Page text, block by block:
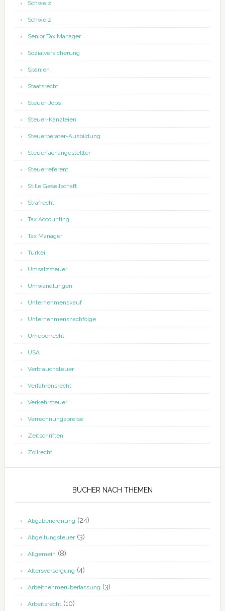
Schweiz
Schweiz
Senior Tax Manager
Sozialversicherung
Spanien
Staatsrecht
Steuer-Jobs
Steuer-Kanzleien
Steuerberater-Ausbildung
Steuerfachangestellter
Steuerreferent
Stille Gesellschaft
Strafrecht
Tax Accounting
Tax Manager
Türkei
Umsatzsteuer
Umwandlungen
Unternehmenskauf
Unternehmensnachfolge
Urheberrecht
USA
Verbrauchsteuer
Verfahrensrecht
Verkehrsteuer
Verrechnungspreise
Zeitschriften
Zollrecht
BÜCHER NACH THEMEN
Abgabenordnung (24)
Abgeltungsteuer(3)
Allgemein (8)
Altersversorgung (4)
Arbeitnehmerüberlassung (3)
Arbeitsrecht(10)